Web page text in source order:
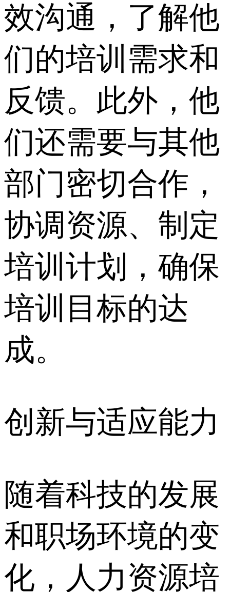
效沟通，了解他
们的培训需求和
反馈。此外，他
们还需要与其他
部门密切合作，
协调资源、制定
培训计划，确保
培训目标的达
成。
创新与适应能力
随着科技的发展
和职场环境的变
化，人力资源培